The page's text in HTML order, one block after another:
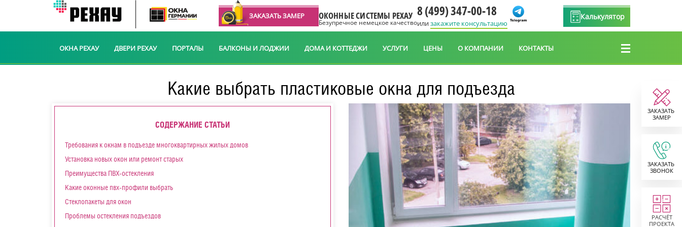
ЗАКАЗАТЬ ЗАМЕР ОКОННЫЕ СИСТЕМЫ РЕХАУ
Безупречное немецкое качество
8 (499) 347-00-18
илизакажите консультацию
Калькулятор
ОКНА РЕХАУ ДВЕРИ РЕХАУ ПОРТАЛЫ БАЛКОНЫ И ЛОДЖИИ ДОМА И КОТТЕДЖИ УСЛУГИ ЦЕНЫ О КОМПАНИИ КОНТАКТЫ
Какие выбрать пластиковые окна для подъезда
СОДЕРЖАНИЕ СТАТЬИ
Требования к окнам в подъезде многоквартирных жилых домов
Установка новых окон или ремонт старых
Преимущества ПВХ-остекления
Какие оконные пвх-профили выбрать
Стеклопакеты для окон
Проблемы остекления подъездов
ЗАКАЗАТЬ
ЗАМЕР
ЗАКАЗАТЬ
ЗВОНОК
РАСЧЁТ
ПРОЕКТА